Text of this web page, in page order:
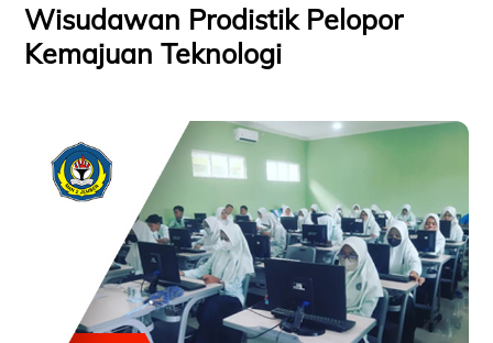
Wisudawan Prodistik Pelopor
Kemajuan Teknologi